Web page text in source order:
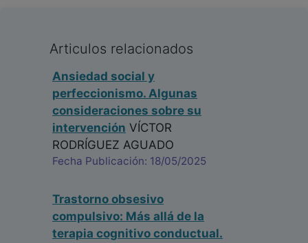
Articulos relacionados
Ansiedad social y
perfeccionismo. Algunas
consideraciones sobre su
intervención VÍCTOR
RODRÍGUEZ AGUADO
Fecha Publicación: 18/05/2025
Trastorno obsesivo
compulsivo: Más allá de la
terapia cognitivo conductual.